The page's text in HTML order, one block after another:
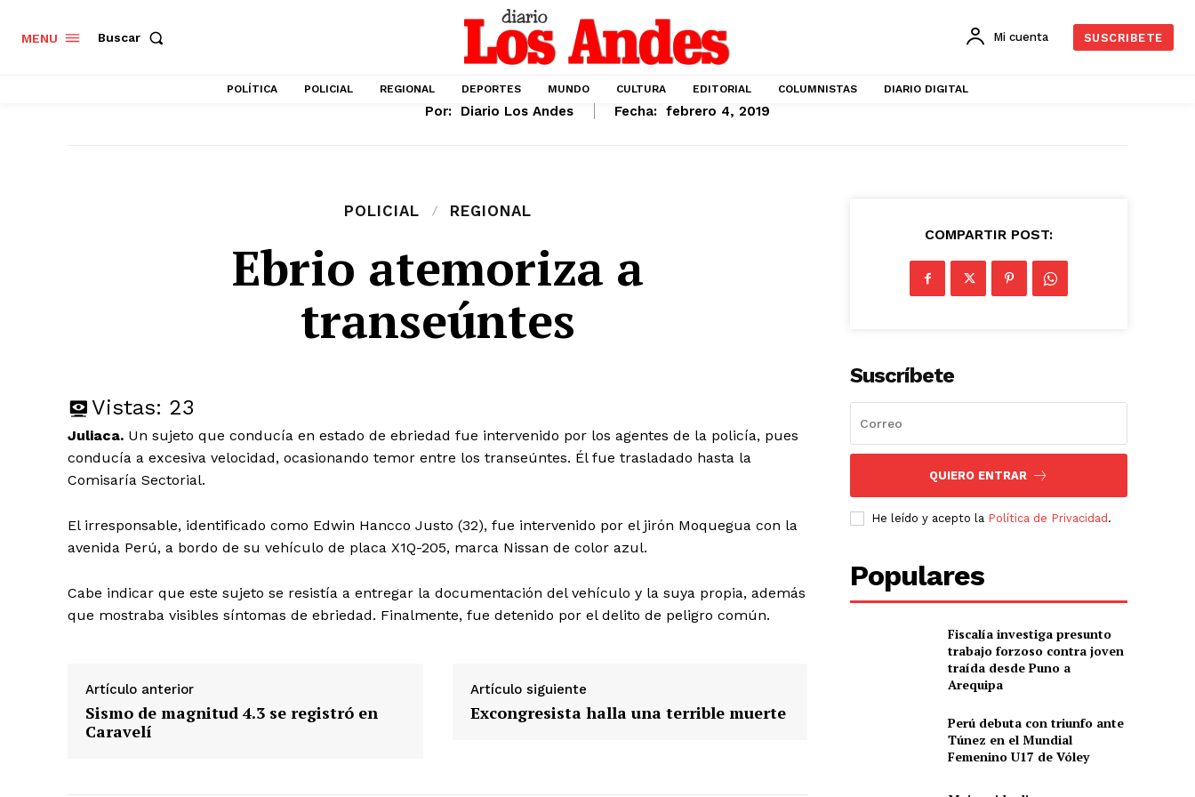
MENU Buscar Mi cuenta SUSCRIBETE
POLÍTICA POLICIAL REGIONAL DEPORTES MUNDO CULTURA EDITORIAL COLUMNISTAS DIARIO DIGITAL
Por: Diario Los Andes Fecha: febrero 4, 2019
POLICIAL REGIONAL
Ebrio atemoriza a
transeúntes
Vistas: 23
Juliaca. Un sujeto que conducía en estado de ebriedad fue intervenido por los agentes de la policía, pues
conducía a excesiva velocidad, ocasionando temor entre los transeúntes. Él fue trasladado hasta la
Comisaría Sectorial.
El irresponsable, identificado como Edwin Hancco Justo (32), fue intervenido por el jirón Moquegua con la
avenida Perú, a bordo de su vehículo de placa X1Q-205, marca Nissan de color azul.
Cabe indicar que este sujeto se resistía a entregar la documentación del vehículo y la suya propia, además
que mostraba visibles síntomas de ebriedad. Finalmente, fue detenido por el delito de peligro común.
Artículo anterior
Sismo de magnitud 4.3 se registró en
Caravelí
Artículo siguiente
Excongresista halla una terrible muerte
COMPARTIR POST:
Suscríbete
QUIERO ENTRAR
He leído y acepto la Política de Privacidad .
Populares
Fiscalía investiga presunto
trabajo forzoso contra joven
traída desde Puno a
Arequipa
Perú debuta con triunfo ante
Túnez en el Mundial
Femenino U17 de Vóley